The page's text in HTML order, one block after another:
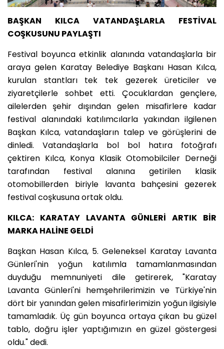
BAŞKAN KILCA VATANDAŞLARLA FESTİVAL
COŞKUSUNU PAYLAŞTI
Festival boyunca etkinlik alanında vatandaşlarla bir
araya gelen Karatay Belediye Başkanı Hasan Kılca,
kurulan stantları tek tek gezerek üreticiler ve
ziyaretçilerle sohbet etti. Çocuklardan gençlere,
ailelerden şehir dışından gelen misafirlere kadar
festival alanındaki katılımcılarla yakından ilgilenen
Başkan Kılca, vatandaşların talep ve görüşlerini de
dinledi. Vatandaşlarla bol bol hatıra fotoğrafı
çektiren Kılca, Konya Klasik Otomobilciler Derneği
tarafından festival alanına getirilen klasik
otomobillerden biriyle lavanta bahçesini gezerek
festival coşkusuna ortak oldu.
KILCA: KARATAY LAVANTA GÜNLERİ ARTIK BİR
MARKA HALİNE GELDİ
Başkan Hasan Kılca, 5. Geleneksel Karatay Lavanta
Günleri'nin yoğun katılımla tamamlanmasından
duyduğu memnuniyeti dile getirerek, "Karatay
Lavanta Günleri'ni hemşehrilerimizin ve Türkiye'nin
dört bir yanından gelen misafirlerimizin yoğun ilgisiyle
tamamladık. Üç gün boyunca ortaya çıkan bu güzel
tablo, doğru işler yaptığımızın en güzel göstergesi
oldu." dedi.